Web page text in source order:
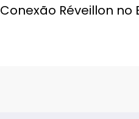
Conexão Réveillon no